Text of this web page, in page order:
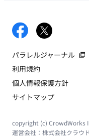
パラレルジャーナル
利用規約
個人情報保護方針
サイトマップ
copyright (c) CrowdWorks
運営会社： 株式会社クラウ